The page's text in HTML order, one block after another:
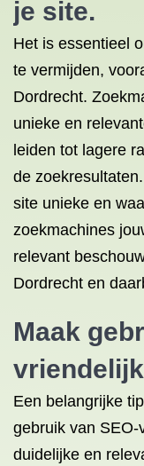
je site.
Het is essentieel
te vermijden,
Dordrecht.
unieke en
leiden tot lagere
de
site unieke en
zoekmachines
relevant
Dordrecht en
Maak
Een belangrijke
gebruik van
duidelijke en